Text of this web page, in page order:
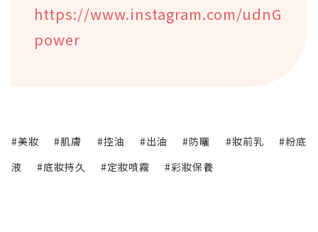
https://www.instagram.com/udnG
power
#美妝 #肌膚 #控油 #出油 #防曬 #妝前乳
#粉底
液
#底妝持久 #定妝噴霧 #彩妝保養